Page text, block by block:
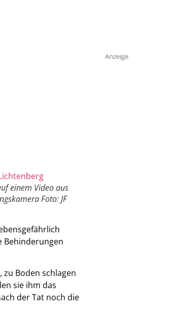
einem Video aus
Foto: JF
Behinderungen
Boden schlagen
sie ihm das
der Tat noch die
Anzeige